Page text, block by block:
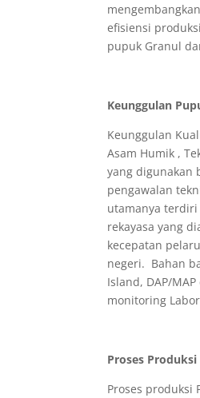
efisiensi
pupuk Granul
Keunggulan
Keunggulan
Asam Humik ,
yang digunakan
pengawalan
utamanya terdiri
rekayasa yang
kecepatan
negeri. Bahan
Island, DAP/
monitoring
Proses Produksi
Proses produksi